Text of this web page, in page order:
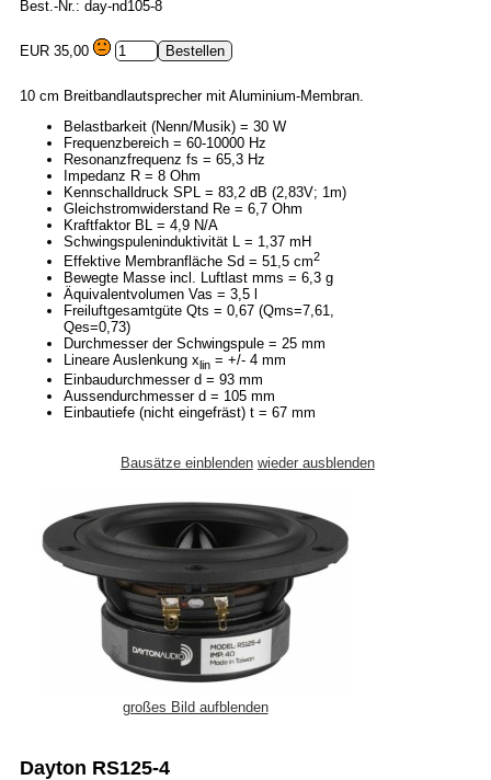
Best.-Nr.: day-nd105-8
EUR 35,00
10 cm Breitbandlautsprecher mit Aluminium-Membran.
Belastbarkeit (Nenn/Musik) = 30 W
Frequenzbereich = 60-10000 Hz
Resonanzfrequenz fs = 65,3 Hz
Impedanz R = 8 Ohm
Kennschalldruck SPL = 83,2 dB (2,83V; 1m)
Gleichstromwiderstand Re = 6,7 Ohm
Kraftfaktor BL = 4,9 N/A
Schwingspuleninduktivität L = 1,37 mH
Effektive Membranfläche Sd = 51,5 cm2
Bewegte Masse incl. Luftlast mms = 6,3 g
Äquivalentvolumen Vas = 3,5 l
Freiluftgesamtgüte Qts = 0,67 (Qms=7,61,
Qes=0,73)
Durchmesser der Schwingspule = 25 mm
Lineare Auslenkung xlin = +/- 4 mm
Einbaudurchmesser d = 93 mm
Aussendurchmesser d = 105 mm
Einbautiefe (nicht eingefräst) t = 67 mm
Bausätze einblenden wieder ausblenden
großes Bild aufblenden
Dayton RS125-4